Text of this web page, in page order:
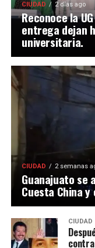
CIUDAD 2 días ago
Reconoce la
entrega dejan
universitaria.
CIUDAD 2 semanas
Guanajuato se
Cuesta China
CIUDAD
contra